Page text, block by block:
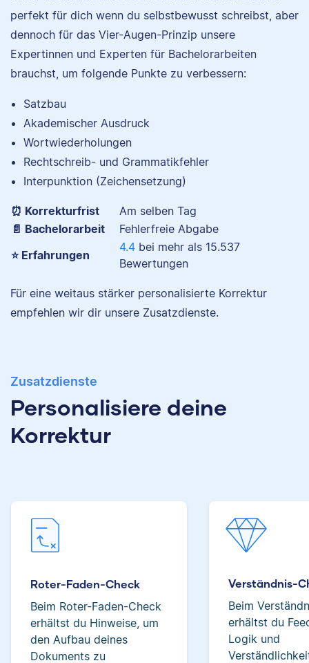
perfekt für dich wenn du selbstbewusst schreibst, aber
dennoch für das Vier-Augen-Prinzip unsere
Expertinnen und Experten für Bachelorarbeiten
brauchst, um folgende Punkte zu verbessern:
Satzbau
Akademischer Ausdruck
Wortwiederholungen
Rechtschreib- und Grammatikfehler
Interpunktion (Zeichensetzung)
⏰ Korrekturfrist
Am selben Tag
📄 Bachelorarbeit
Fehlerfreie Abgabe
⭐ Erfahrungen
4.4 bei mehr als 15.537
Bewertungen
Für eine weitaus stärker personalisierte Korrektur
empfehlen wir dir unsere Zusatzdienste.
Zusatzdienste
Personalisiere deine
Korrektur
Roter-Faden-Check
Beim Roter-Faden-Check
erhältst du Hinweise, um
den Aufbau deines
Dokuments zu
Verständnis-
Beim
erhältst du
Logik und
Nina
studiert, arbeitet als
Senior-Korrektorin für
Scribbr und begeistert
Sprache zu tun hat.
Albert hat Deutsch
studiert und mag an
seiner Arbeit als
Korrektor besonders,
Verena
Verena hat BWL
Neben ihrer Arbeit als
Scribbr-Korrektorin
arbeitet Verena in der
Interior-Design-
Jonathan